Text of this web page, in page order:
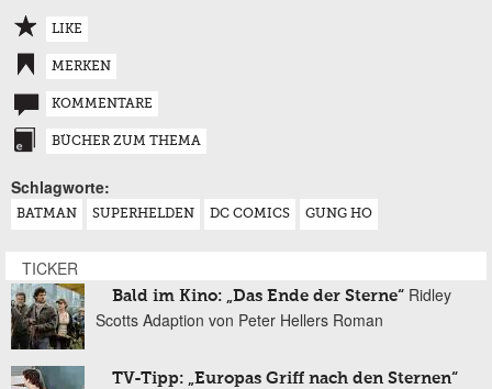
LIKE
MERKEN
KOMMENTARE
BÜCHER ZUM THEMA
Schlagworte:
BATMAN SUPERHELDEN DC COMICS GUNG HO
TICKER
Bald im Kino: „Das Ende der Sterne“ Ridley
Scotts Adaption von Peter Hellers Roman
TV-Tipp: „Europas Griff nach den Sternen“